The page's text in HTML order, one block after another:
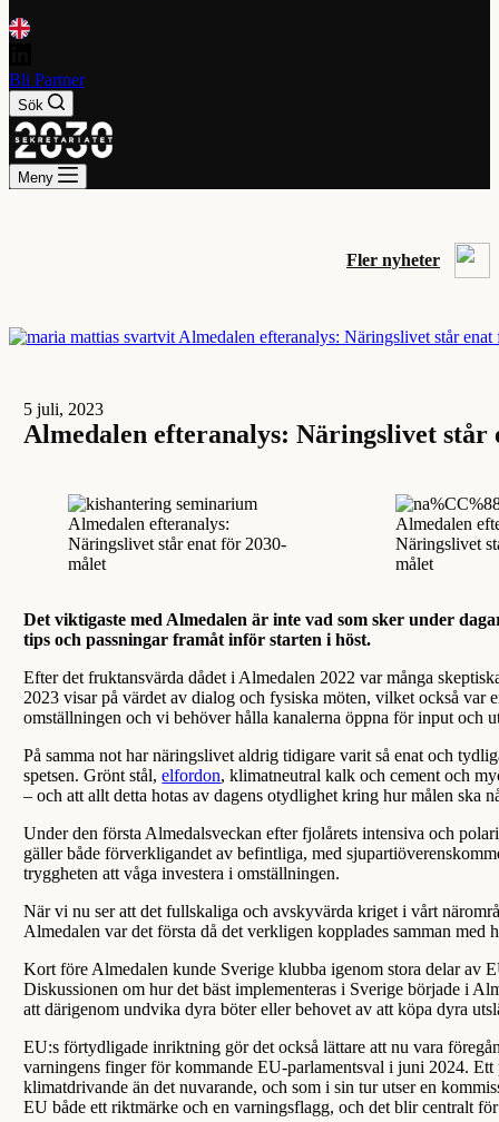
Bli Partner
Sök
Meny
Fler nyheter
5 juli, 2023
Almedalen efteranalys: Näringslivet står
Det viktigaste med Almedalen är inte vad som sker under
tips och passningar framåt inför starten i höst.
Efter det fruktansvärda dådet i Almedalen 2022 var många
2023 visar på värdet av dialog och fysiska möten, vilket också
omställningen och vi behöver hålla kanalerna öppna för input och
På samma not har näringslivet aldrig tidigare varit så enat och
spetsen. Grönt stål,elfordon, klimatneutral kalk och cement och
– och att allt detta hotas av dagens otydlighet kring hur målen ska
Under den första Almedalsveckan efter fjolårets intensiva och
gäller både förverkligandet av befintliga, med
tryggheten att våga investera i omställningen.
När vi nu ser att det fullskaliga och avskyvärda kriget i vårt
Almedalen var det första då det verkligen kopplades samman
Kort före Almedalen kunde Sverige klubba igenom stora delar av
Diskussionen om hur det bäst implementeras i Sverige började i
att därigenom undvika dyra böter eller behovet av att köpa dyra
EU:s förtydligade inriktning gör det också lättare att nu vara
varningens finger för kommande EU-parlamentsval i juni 2024.
klimatdrivande än det nuvarande, och som i sin tur utser en
EU både ett riktmärke och en varningsflagg, och det blir centralt